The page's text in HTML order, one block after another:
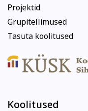
Projektid
Grupitellimused
Tasuta koolitused
Koolitused